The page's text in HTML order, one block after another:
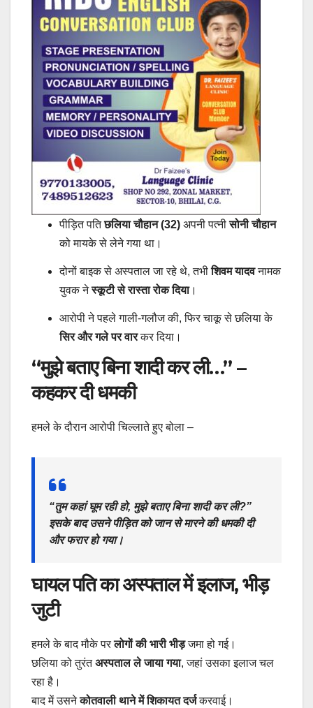
पीड़ित पतिछलिया चौहान (32) अपनी पत्नीसोनी चौहान
को मायके से लेने गया था।
दोनों बाइक से अस्पताल जा रहे थे, तभीशिवम यादवनामक
युवक नेस्कूटी से रास्ता रोक दिया।
आरोपी ने पहले गाली-गलौज की, फिर चाकू से छलिया के
सिर और गले पर वारकर दिया।
“मुझे बताए बिना शादी कर ली…” –
कहकर दी धमकी
हमले के दौरान आरोपी चिल्लाते हुए बोला –
“तुम कहां घूम रही हो, मुझे बताए बिना शादी कर ली?”
इसके बाद उसने पीड़ित को जान से मारने की धमकी दी
और फरार हो गया।
घायल पति का अस्पताल में इलाज, भीड़
जुटी
हमले के बाद मौके परलोगों की भारी भीड़जमा हो गई।
छलिया को तुरंतअस्पताल ले जाया गया, जहां उसका इलाज चल
रहा है।
बाद में उसनेकोतवाली थाने में शिकायत दर्जकरवाई।